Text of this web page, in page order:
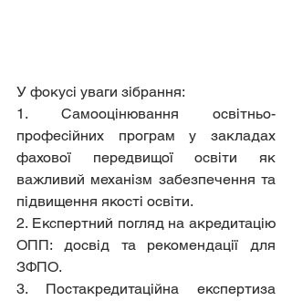
У фокусі уваги зібрання:
1. Самооцінювання освітньо-
професійних програм у закладах
фахової передвищої освіти як
важливий механізм забезпечення та
підвищення якості освіти.
2. Експертний погляд на акредитацію
ОПП: досвід та рекомендації для
ЗФПО.
3. Постакредитаційна експертиза